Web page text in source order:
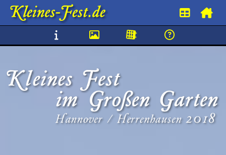
Kleines